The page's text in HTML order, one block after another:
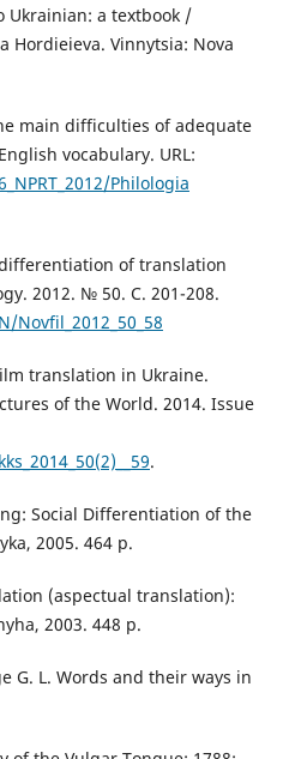
Ukrainian: a textbook /
Hordieieva. Vinnytsia: Nova
main difficulties of adequate
vocabulary. URL:
Philologia
of translation
2012. № 50. С. 201-208.
Novfil_2012_50_58
translation in Ukraine.
of the World. 2014. Issue
.
Social Differentiation of the
2005. 464 p.
(aspectual translation):
2003. 448 p.
G. L. Words and their ways in